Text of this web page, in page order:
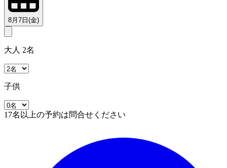
8月7日(金)
大人 2名
子供
17名以上の予約は問合せください